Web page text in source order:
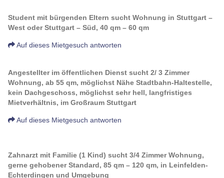
Student mit bürgenden Eltern sucht Wohnung in Stuttgart –
West oder Stuttgart – Süd, 40 qm – 60 qm
Auf dieses Mietgesuch antworten
Angestellter im öffentlichen Dienst sucht 2/ 3 Zimmer
Wohnung, ab 55 qm, möglichst Nähe Stadtbahn-Haltestelle,
kein Dachgeschoss, möglichst sehr hell, langfristiges
Mietverhältnis, im Großraum Stuttgart
Auf dieses Mietgesuch antworten
Zahnarzt mit Familie (1 Kind) sucht 3/4 Zimmer Wohnung,
gerne gehobener Standard, 85 qm – 120 qm, in Leinfelden-
Echterdingen und Umgebung